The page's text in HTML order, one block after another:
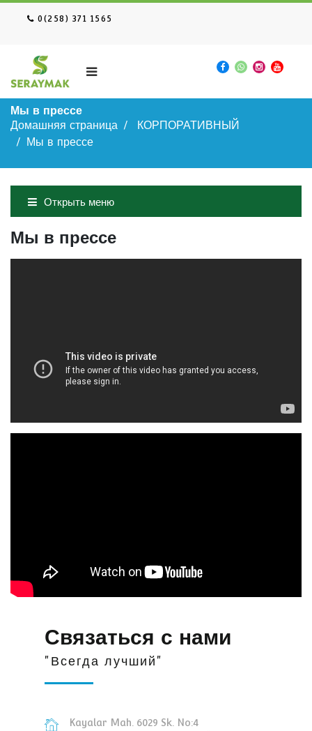
0(258) 371 1565
Мы в прессе
Домашняя страница
КОРПОРАТИВНЫЙ
Мы в прессе
Открыть меню
Мы в прессе
Связаться с нами
"Всегда лучший"
Kayalar Mah. 6029 Sk. No:4